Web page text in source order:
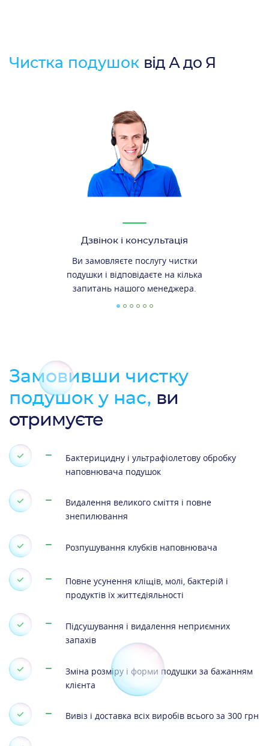
Чистка подушок від А до Я
Дзвінок і консультація
Ви замовляєте послугу чистки
подушки і відповідаєте на кілька
запитань нашого менеджера.
Замовивши чистку
подушок у нас, ви
отримуєте
Бактерицидну і ультрафіолетову обробку
наповнювача подушок
Видалення великого сміття і повне
знепилювання
Розпушування клубків наповнювача
Повне усунення кліщів, молі, бактерій і
продуктів їх життєдіяльності
Підсушування і видалення неприємних
запахів
Зміна розміру і форми подушки за бажанням
клієнта
Вивіз і доставка всіх виробів всього за 300 грн